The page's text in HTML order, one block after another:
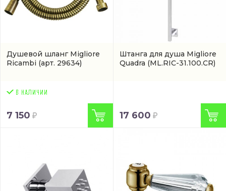
Душевой шланг Migliore
Ricambi (арт. 29634)
7 150
Штанга для душа Migliore
Quadra (ML.RIC-31.100.CR)
17 600